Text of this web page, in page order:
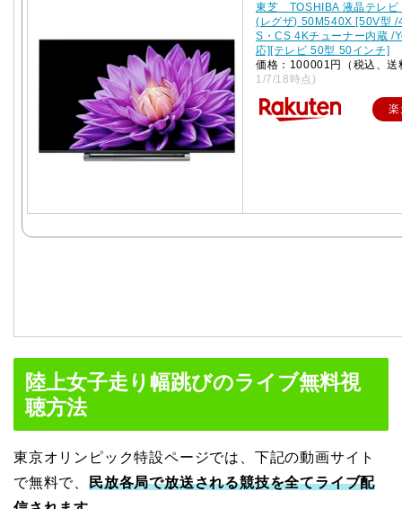
東芝 TOSHIBA 液晶テレビ
(レグザ) 50M540X [50V型 /
S・CS 4Kチューナー内蔵 /
応][テレビ 50型 50インチ]
価格：100001円（税込、
1/7/18時点)
陸上女子走り幅跳びのライブ無料視
聴方法
東京オリンピック特設ページでは、下記の動画サイト
で無料で、 民放各局で放送される競技を全てライブ配